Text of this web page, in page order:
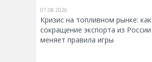
07.08.2026
Кризис на топливном рынке: как
сокращение экспорта из России
меняет правила игры